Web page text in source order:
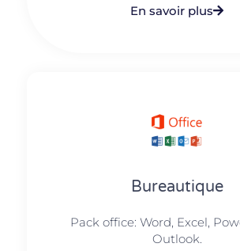
En savoir plus
Bureautique
Pack office: Word, Excel,
Outlook.​